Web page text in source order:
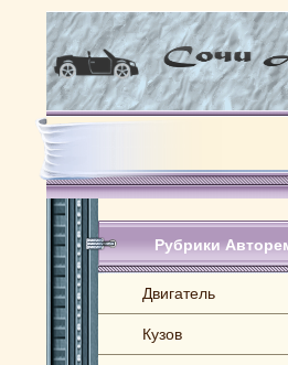
Рубрики
Двигатель
Кузов